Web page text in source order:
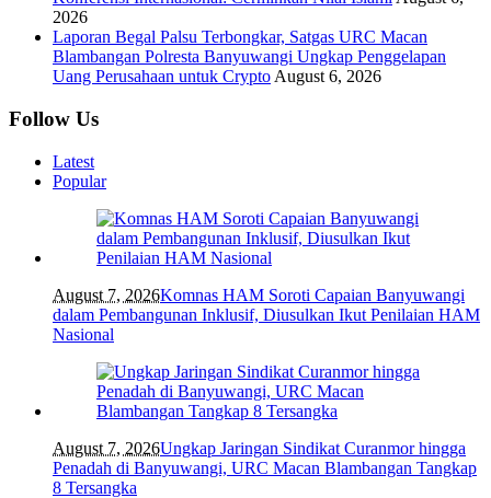
2026
Laporan Begal Palsu Terbongkar, Satgas URC Macan
Blambangan Polresta Banyuwangi Ungkap Penggelapan
Uang Perusahaan untuk Crypto August 6, 2026
Follow Us
Latest
Popular
August 7, 2026Komnas HAM Soroti Capaian Banyuwangi
dalam Pembangunan Inklusif, Diusulkan Ikut Penilaian HAM
Nasional
August 7, 2026Ungkap Jaringan Sindikat Curanmor hingga
Penadah di Banyuwangi, URC Macan Blambangan Tangkap
8 Tersangka